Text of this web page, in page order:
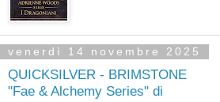
venerdì 14 novembre 2025
QUICKSILVER - BRIMSTONE
"Fae & Alchemy Series" di